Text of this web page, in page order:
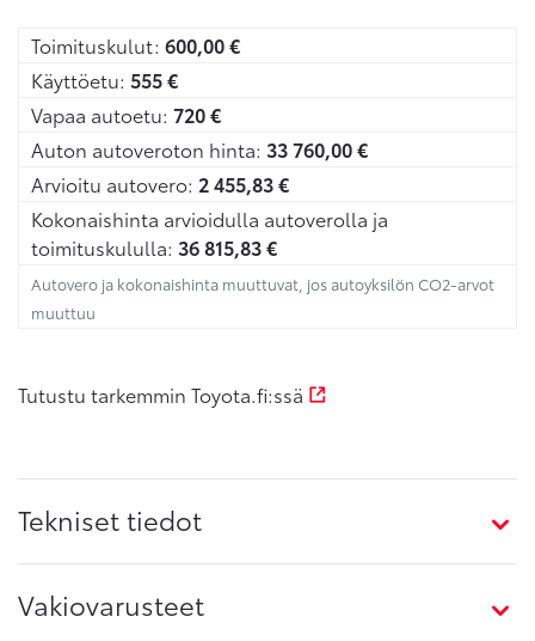
Toimituskulut: 600,00€
Käyttöetu: 555€
Vapaa autoetu: 720€
Auton autoveroton hinta: 33 760,00€
Arvioitu autovero: 2 455,83€
Kokonaishinta arvioidulla autoverolla ja
toimituskululla: 36 815,83€
Autovero ja kokonaishinta muuttuvat, jos autoyksilön CO2-arvot
muuttuu
Tutustu tarkemmin Toyota.fi:ssä
Tekniset tiedot
Vakiovarusteet